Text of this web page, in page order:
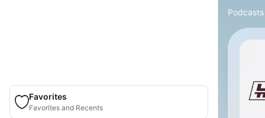
Favorites
Favorites and Recents
Podcasts